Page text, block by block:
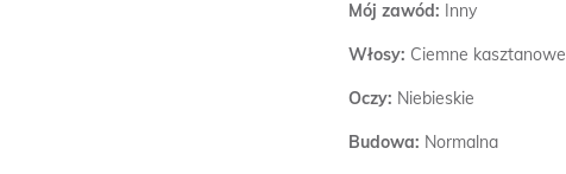
Mój zawód: Inny
Włosy: Ciemne kasztanowe
Oczy: Niebieskie
Budowa: Normalna